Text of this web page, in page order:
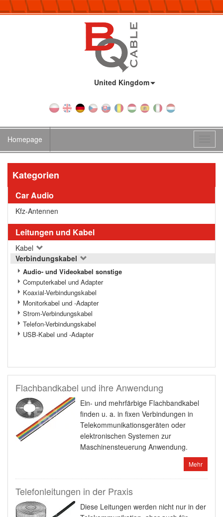
United Kingdom
Homepage
Kategorien
Car Audio
Kfz-Antennen
Leitungen und Kabel
Kabel
Verbindungskabel
Audio- und Videokabel sonstige
Computerkabel und Adapter
Koaxial-Verbindungskabel
Monitorkabel und -Adapter
Strom-Verbindungskabel
Telefon-Verbindungskabel
USB-Kabel und -Adapter
Flachbandkabel und ihre Anwendung
Ein- und mehrfärbige Flachbandkabel
finden u. a. in fixen Verbindungen in
Telekommunikationsgeräten oder
elektronischen Systemen zur
Maschinensteuerung Anwendung.
Mehr
Telefonleitungen in der Praxis
Diese Leitungen werden nicht nur in der